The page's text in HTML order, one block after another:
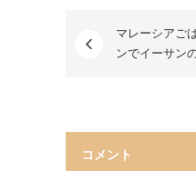
マレーシアご
ンでイーサン
コメント